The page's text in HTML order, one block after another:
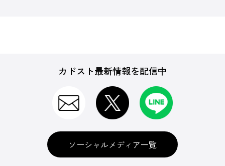
カドスト最新情報を配信中
ソーシャルメディア一覧